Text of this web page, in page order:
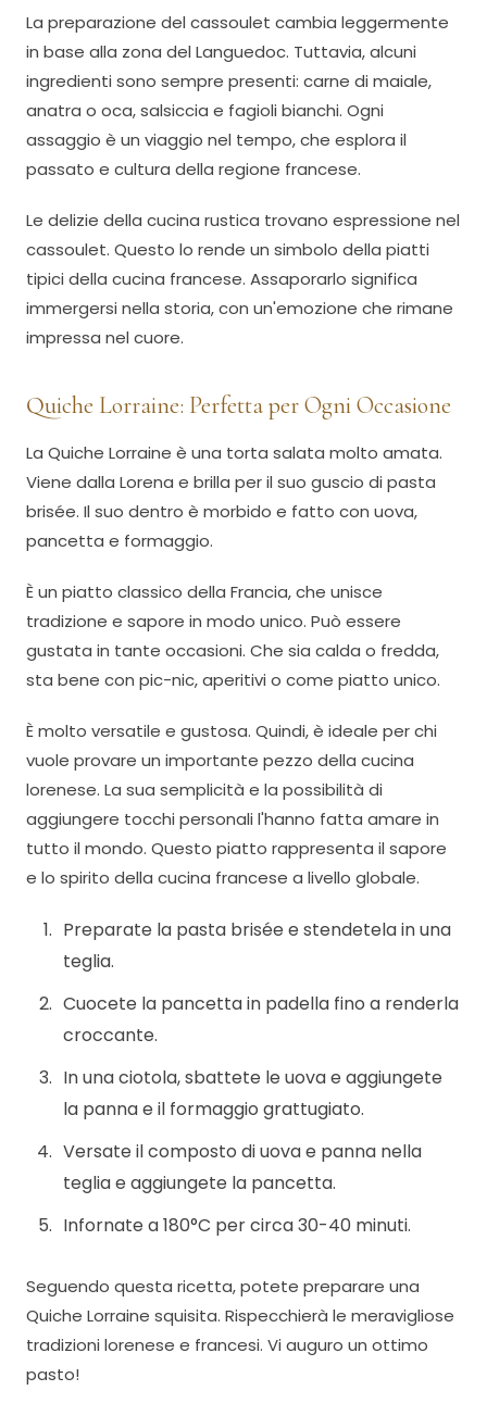
La preparazione del cassoulet cambia leggermente
in base alla zona del Languedoc. Tuttavia, alcuni
ingredienti sono sempre presenti: carne di maiale,
anatra o oca, salsiccia e fagioli bianchi. Ogni
assaggio è un viaggio nel tempo, che esplora il
passato e cultura della regione francese.
Le delizie della cucina rustica trovano espressione nel
cassoulet. Questo lo rende un simbolo della piatti
tipici della cucina francese. Assaporarlo significa
immergersi nella storia, con un'emozione che rimane
impressa nel cuore.
Quiche Lorraine: Perfetta per Ogni Occasione
La Quiche Lorraine è una torta salata molto amata.
Viene dalla Lorena e brilla per il suo guscio di pasta
brisée. Il suo dentro è morbido e fatto con uova,
pancetta e formaggio.
È un piatto classico della Francia, che unisce
tradizione e sapore in modo unico. Può essere
gustata in tante occasioni. Che sia calda o fredda,
sta bene con pic-nic, aperitivi o come piatto unico.
È molto versatile e gustosa. Quindi, è ideale per chi
vuole provare un importante pezzo della cucina
lorenese. La sua semplicità e la possibilità di
aggiungere tocchi personali l'hanno fatta amare in
tutto il mondo. Questo piatto rappresenta il sapore
e lo spirito della cucina francese a livello globale.
Preparate la pasta brisée e stendetela in una
teglia.
Cuocete la pancetta in padella fino a renderla
croccante.
In una ciotola, sbattete le uova e aggiungete
la panna e il formaggio grattugiato.
Versate il composto di uova e panna nella
teglia e aggiungete la pancetta.
Infornate a 180°C per circa 30-40 minuti.
Seguendo questa ricetta, potete preparare una
Quiche Lorraine squisita. Rispecchierà le meravigliose
tradizioni lorenese e francesi. Vi auguro un ottimo
pasto!